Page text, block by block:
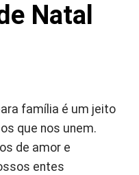
Natal
família é um jeito
que nos unem.
de amor e
entes